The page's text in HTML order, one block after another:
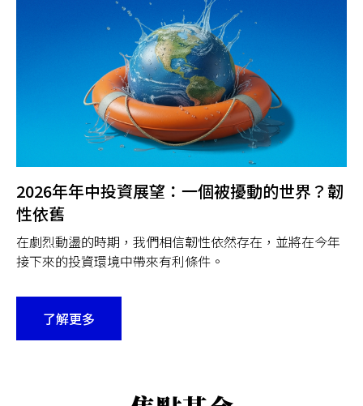
2026年年中投資展望：一個被擾動的世界？韌
性依舊
在劇烈動盪的時期，我們相信韌性依然存在，並將在今年
接下來的投資環境中帶來有利條件。
了解更多